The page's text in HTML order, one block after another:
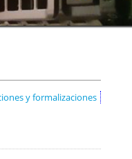
y formalizaciones